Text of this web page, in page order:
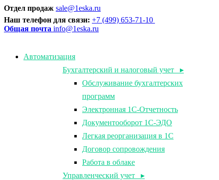
Отдел продаж sale@1eska.ru
Наш телефон для связи: +7 (499) 653-71-10
Общая почта info@1eska.ru
Автоматизация
Бухгалтерский и налоговый учет ▸
Обслуживание бухгалтерских
программ
Электронная 1С-Отчетность
Документооборот 1С-ЭДО
Легкая реорганизация в 1С
Договор сопровождения
Работа в облаке
Управленческий учет ▸